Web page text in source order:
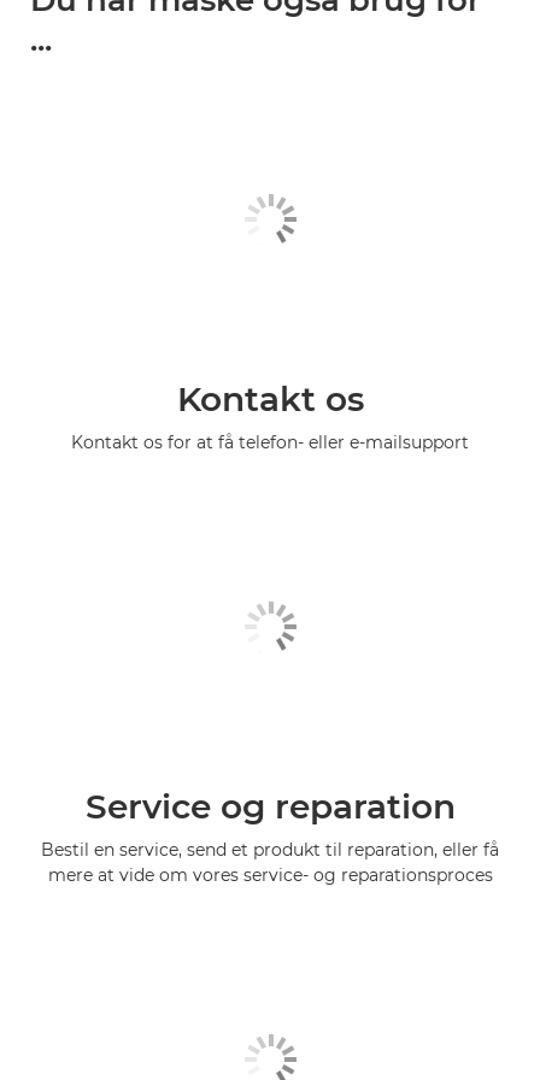
...
Kontakt os
Kontakt os for at få telefon- eller e-mailsupport
Service og reparation
Bestil en service, send et produkt til reparation, eller få
mere at vide om vores service- og reparationsproces